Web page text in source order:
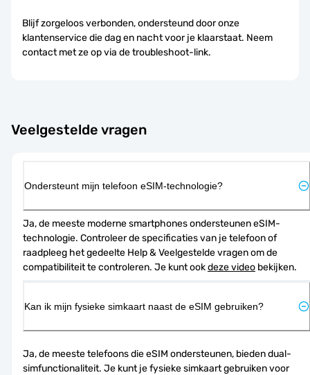
Blijf zorgeloos verbonden, ondersteund door onze
klantenservice die dag en nacht voor je klaarstaat. Neem
contact met ze op via de troubleshoot-link.
Veelgestelde vragen
Ondersteunt mijn telefoon eSIM-technologie?
Ja, de meeste moderne smartphones ondersteunen eSIM-
technologie. Controleer de specificaties van je telefoon of
raadpleeg het gedeelte Help & Veelgestelde vragen om de
compatibiliteit te controleren. Je kunt ook deze video bekijken.
Kan ik mijn fysieke simkaart naast de eSIM gebruiken?
Ja, de meeste telefoons die eSIM ondersteunen, bieden dual-
simfunctionaliteit. Je kunt je fysieke simkaart gebruiken voor